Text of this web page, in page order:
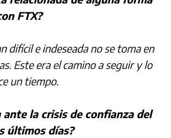
FTX?
difícil e indeseada no se toma en
Este era el camino a seguir y lo
un tiempo.
ante la crisis de confianza del
últimos días?